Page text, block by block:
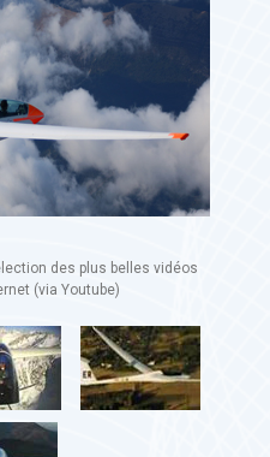
des plus belles vidéos
(via Youtube)